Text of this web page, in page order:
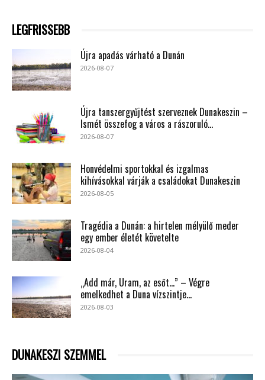
LEGFRISSEBB
Újra apadás várható a Dunán
2026-08-07
Újra tanszergyűjtést szerveznek Dunakeszin –
Ismét összefog a város a rászoruló...
2026-08-07
Honvédelmi sportokkal és izgalmas
kihívásokkal várják a családokat Dunakeszin
2026-08-05
Tragédia a Dunán: a hirtelen mélyülő meder
egy ember életét követelte
2026-08-04
„Add már, Uram, az esőt…” – Végre
emelkedhet a Duna vízszintje...
2026-08-03
DUNAKESZI SZEMMEL